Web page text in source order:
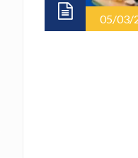
05/03/